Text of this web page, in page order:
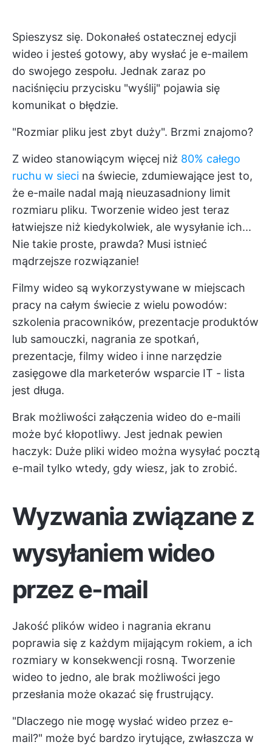
Spieszysz się. Dokonałeś ostatecznej edycji
wideo i jesteś gotowy, aby wysłać je e-mailem
do swojego zespołu. Jednak zaraz po
naciśnięciu przycisku "wyślij" pojawia się
komunikat o błędzie.
"Rozmiar pliku jest zbyt duży". Brzmi znajomo?
Z wideo stanowiącym więcej niż 80% całego
ruchu w sieci na świecie, zdumiewające jest to,
że e-maile nadal mają nieuzasadniony limit
rozmiaru pliku. Tworzenie wideo jest teraz
łatwiejsze niż kiedykolwiek, ale wysyłanie ich...
Nie takie proste, prawda? Musi istnieć
mądrzejsze rozwiązanie!
Filmy wideo są wykorzystywane w miejscach
pracy na całym świecie z wielu powodów:
szkolenia pracowników, prezentacje produktów
lub samouczki, nagrania ze spotkań,
prezentacje, filmy wideo i inne narzędzie
zasięgowe dla marketerów wsparcie IT - lista
jest długa.
Brak możliwości załączenia wideo do e-maili
może być kłopotliwy. Jest jednak pewien
haczyk: Duże pliki wideo można wysyłać pocztą
e-mail tylko wtedy, gdy wiesz, jak to zrobić.
Wyzwania związane z
wysyłaniem wideo
przez e-mail
Jakość plików wideo i nagrania ekranu
poprawia się z każdym mijającym rokiem, a ich
rozmiary w konsekwencji rosną. Tworzenie
wideo to jedno, ale brak możliwości jego
przesłania może okazać się frustrujący.
"Dlaczego nie mogę wysłać wideo przez e-
mail?" może być bardzo irytujące, zwłaszcza w